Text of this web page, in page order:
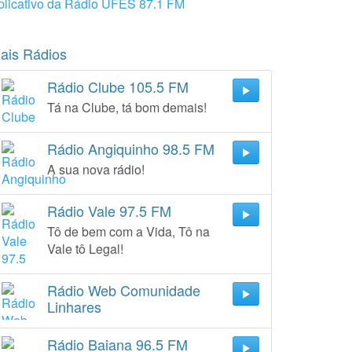
Rádios
Rádio Clube 105.5 FM
Tá na Clube, tá bom demais!
Rádio Angiquinho 98.5 FM
A sua nova rádio!
Rádio Vale 97.5 FM
Tô de bem com a Vida, Tô na
Vale tô Legal!
Rádio Web Comunidade
Linhares
Rádio Baiana 96.5 FM